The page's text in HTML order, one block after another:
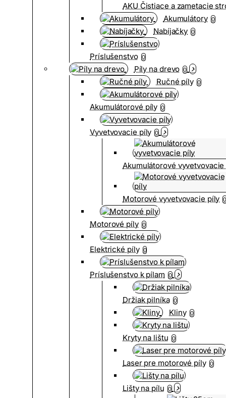
AKU Čistiace a zametacie
Akumulátory 0
Nabíjačky 0
Príslušenstvo 0
Píly na drevo 0
Ručné píly 0
Akumulátorové píly 0
Vyvetvovacie píly 0
Akumulátorové
Motorové vyvetvovacie píly
Motorové píly 0
Elektrické píly 0
Príslušenstvo k pílam 0
Držiak pilníka 0
Kliny 0
Kryty na lištu 0
Laser pre motorové píly 0
Lišty na pílu 0